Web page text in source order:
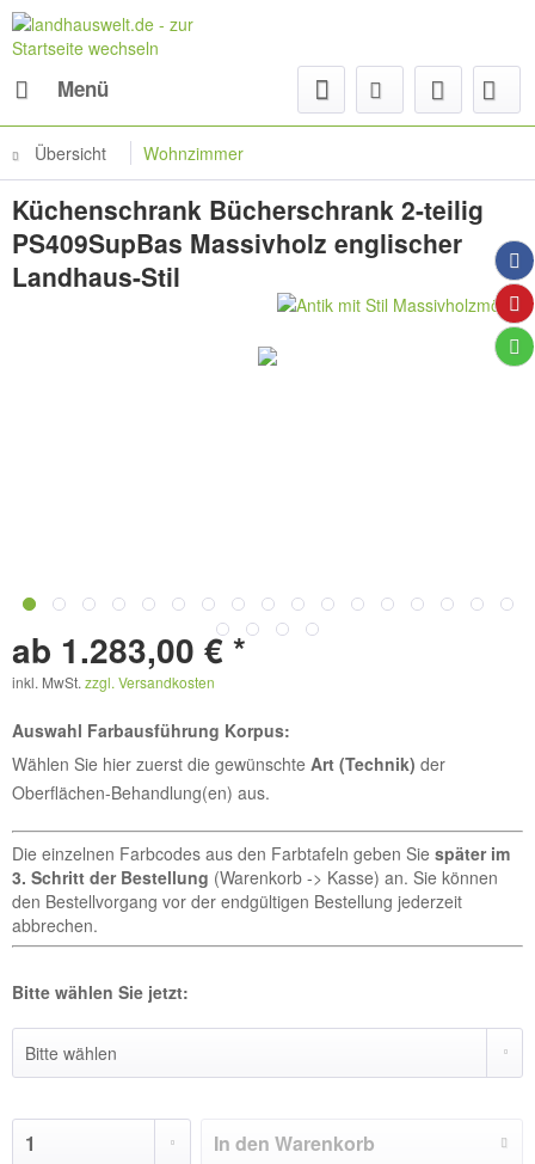
Menü
Übersicht Wohnzimmer
Küchenschrank Bücherschrank 2-teilig
PS409SupBas Massivholz englischer
Landhaus-Stil
ab 1.283,00 € *
inkl. MwSt. zzgl. Versandkosten
Auswahl Farbausführung Korpus:
Wählen Sie hier zuerst die gewünschte Art (Technik) der
Oberflächen-Behandlung(en) aus.
Die einzelnen Farbcodes aus den Farbtafeln geben Sie später im
3. Schritt der Bestellung (Warenkorb -> Kasse) an. Sie können
den Bestellvorgang vor der endgültigen Bestellung jederzeit
abbrechen.
Bitte wählen Sie jetzt:
In den Warenkorb